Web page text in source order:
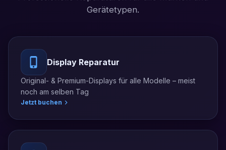
Gerätetypen.
Display Reparatur
Original- & Premium-Displays für alle Modelle – meist
noch am selben Tag
Jetzt buchen